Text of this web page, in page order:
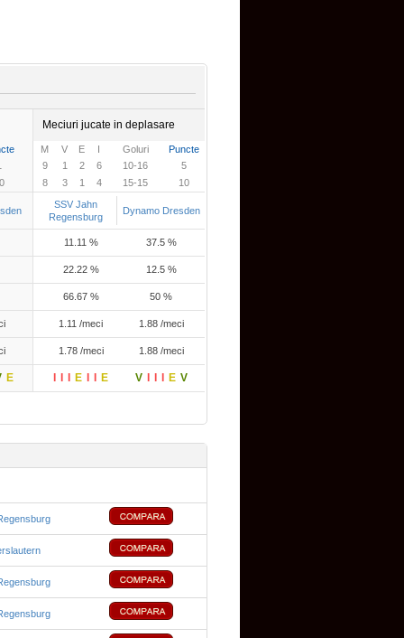
Meciuri jucate in deplasare
M V E I Goluri
Puncte
9 1 2 6 10-16
5
8 3 1 4 15-15 10
SSV Jahn
Regensburg
Dynamo Dresden
11.11 % 37.5 %
22.22 % 12.5 %
66.67 % 50 %
1.11 /meci 1.88 /meci
1.78 /meci 1.88 /meci
E E E V E V